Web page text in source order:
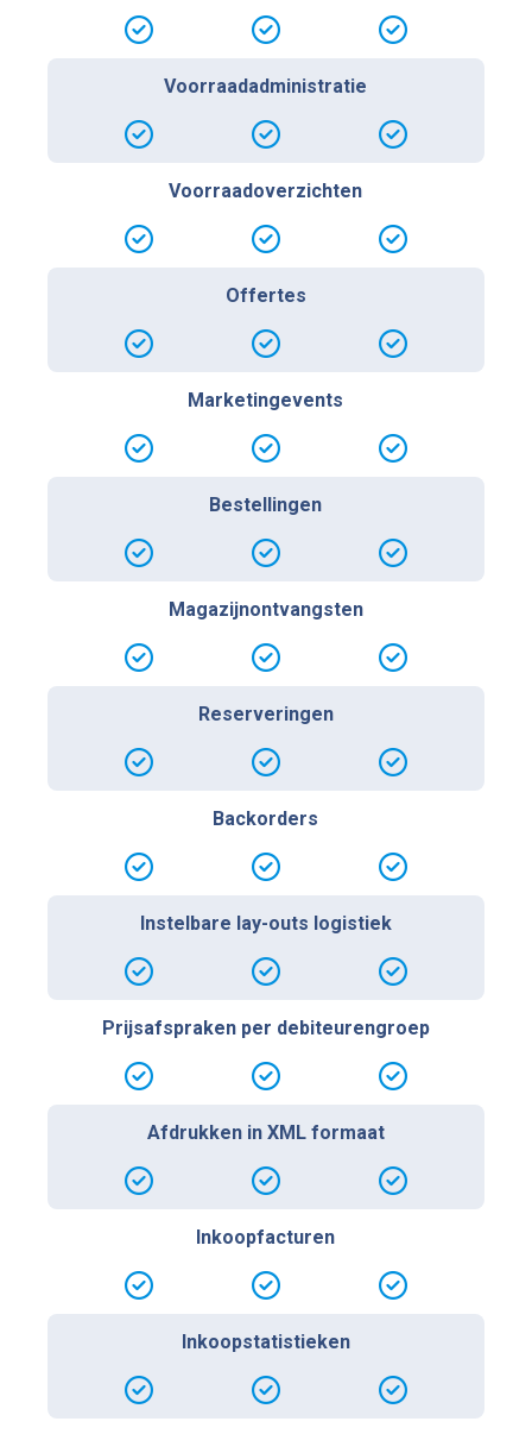
Voorraadadministratie
Voorraadoverzichten
Offertes
Marketingevents
Bestellingen
Magazijnontvangsten
Reserveringen
Backorders
Instelbare lay-outs logistiek
Prijsafspraken per debiteurengroep
Afdrukken in XML formaat
Inkoopfacturen
Inkoopstatistieken